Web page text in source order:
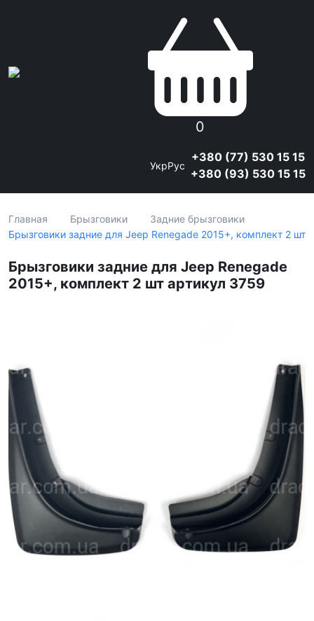
0
УкрРус
+380 (77) 530 15 15
+380 (93) 530 15 15
Главная Брызговики
Задние брызговики
Брызговики задние для Jeep Renegade 2015+, комплект 2 шт
Брызговики задние для Jeep Renegade
2015+, комплект 2 шт артикул 3759